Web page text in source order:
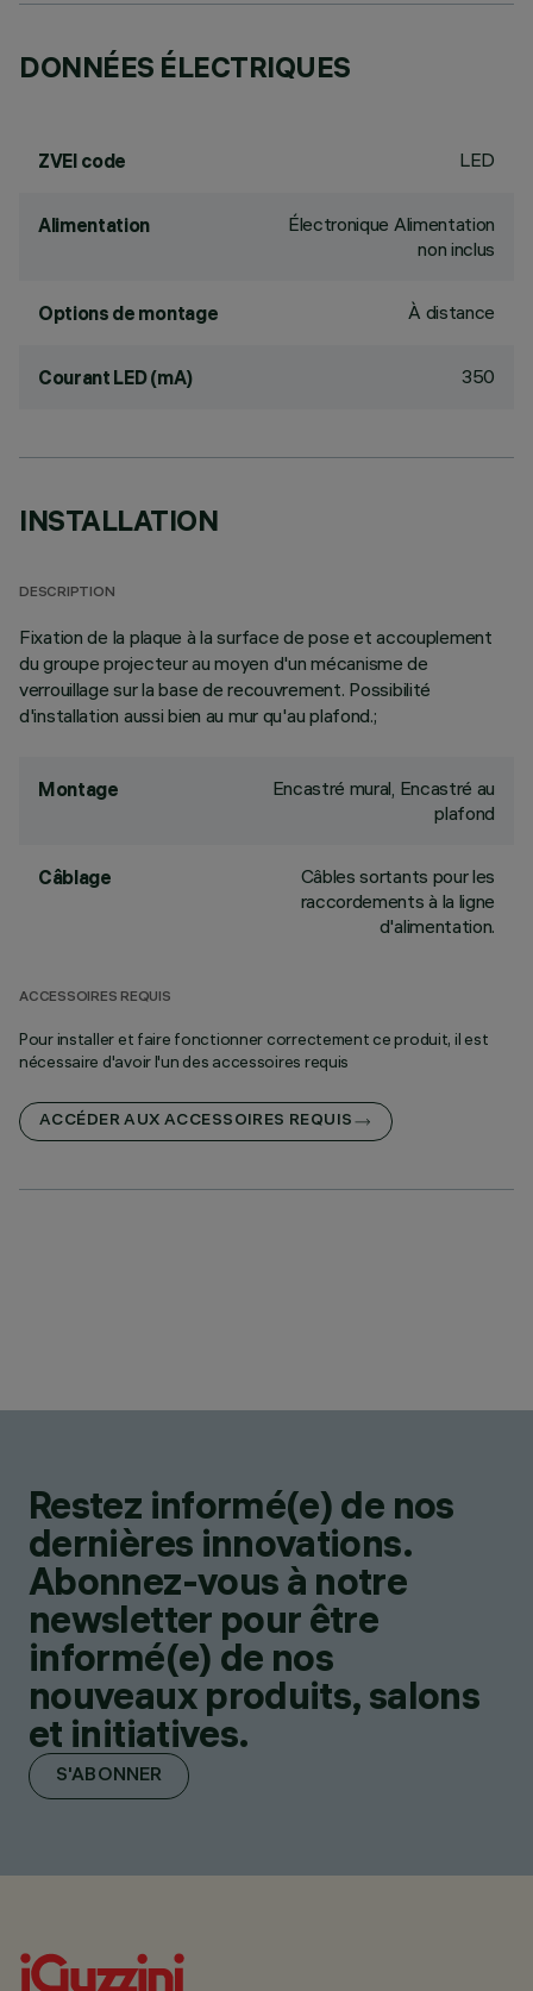
DONNÉES ÉLECTRIQUES
ZVEI code LED
Alimentation
Électronique Alimentation
non inclus
Options de montage À distance
Courant LED (mA) 350
INSTALLATION
DESCRIPTION
Fixation de la plaque à la surface de pose et accouplement
du groupe projecteur au moyen d'un mécanisme de
verrouillage sur la base de recouvrement. Possibilité
d'installation aussi bien au mur qu'au plafond.;
Montage
Encastré mural, Encastré au
plafond
Câblage
Câbles sortants pour les
raccordements à la ligne
d'alimentation.
ACCESSOIRES REQUIS
Pour installer et faire fonctionner correctement ce produit, il est
nécessaire d'avoir l'un des accessoires requis
ACCÉDER AUX ACCESSOIRES REQUIS
Restez informé(e) de nos
dernières innovations.
Abonnez-vous à notre
newsletter pour être
informé(e) de nos
nouveaux produits, salons
et initiatives.
S'ABONNER